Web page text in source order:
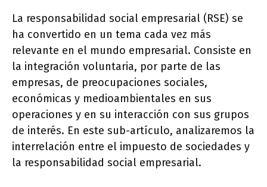
La responsabilidad social empresarial (RSE) se
ha convertido en un tema cada vez más
relevante en el mundo empresarial. Consiste en
la integración voluntaria, por parte de las
empresas, de preocupaciones sociales,
económicas y medioambientales en sus
operaciones y en su interacción con sus grupos
de interés. En este sub-artículo, analizaremos la
interrelación entre el impuesto de sociedades y
la responsabilidad social empresarial.